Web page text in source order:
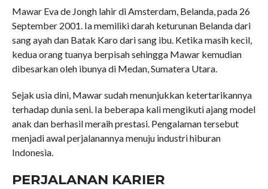
Mawar Eva de Jongh lahir di Amsterdam, Belanda, pada 26
September 2001. Ia memiliki darah keturunan Belanda dari
sang ayah dan Batak Karo dari sang ibu. Ketika masih kecil,
kedua orang tuanya berpisah sehingga Mawar kemudian
dibesarkan oleh ibunya di Medan, Sumatera Utara.
Sejak usia dini, Mawar sudah menunjukkan ketertarikannya
terhadap dunia seni. Ia beberapa kali mengikuti ajang model
anak dan berhasil meraih prestasi. Pengalaman tersebut
menjadi awal perjalanannya menuju industri hiburan
Indonesia.
PERJALANAN KARIER